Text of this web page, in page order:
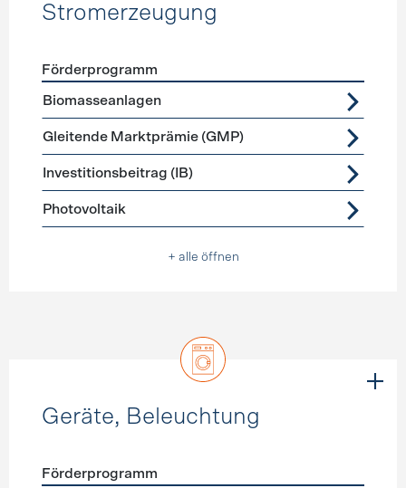
Stromerzeugung
Förderprogramme
Förderprogramm
Biomasseanlagen
Gleitende Marktprämie (GMP)
Investitionsbeitrag (IB)
Photovoltaik
+ alle öffnen
Geräte, Beleuchtung
Förderprogramm